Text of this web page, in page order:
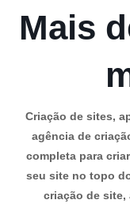
Mais
Criação de sites,
agência de
completa para
seu site no topo
criação de